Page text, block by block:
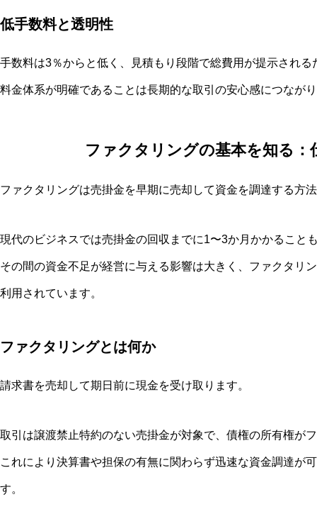
低手数料と透明性
手数料は3％からと低く、見積もり段階で総費用が提示され
料金体系が明確であることは長期的な取引の安心感につなが
ファクタリングの基本を知る：
ファクタリングは売掛金を早期に売却して資金を調達する方
現代のビジネスでは売掛金の回収までに1〜3か月かかること
その間の資金不足が経営に与える影響は大きく、ファクタリ
利用されています。
ファクタリングとは何か
請求書を売却して期日前に現金を受け取ります。
取引は譲渡禁止特約のない売掛金が対象で、債権の所有権が
これにより決算書や担保の有無に関わらず迅速な資金調達が
す。